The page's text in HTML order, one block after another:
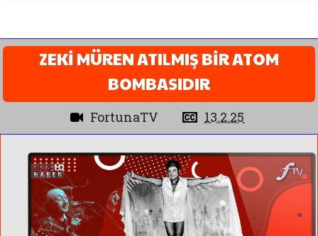
ZEKİ MÜREN ATILMIŞ BİR ATOM
BOMBASIDIR
FortunaTV 13.2.25